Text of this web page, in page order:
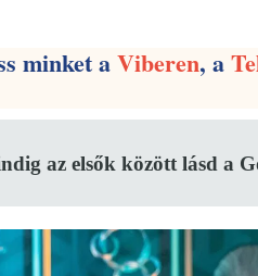
minket aViberen, a
az elsők között lásd a